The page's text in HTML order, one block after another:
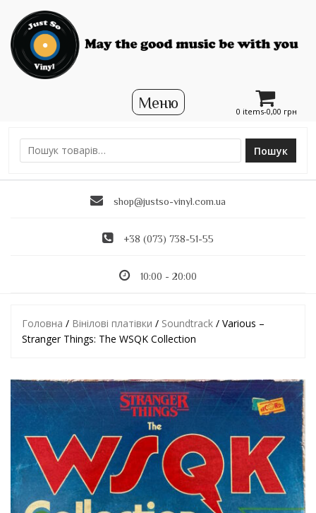
0 items-0,00 грн
Ш
Пошук
shop@justso-vinyl.com.ua
+38 (073) 738-51-55
10:00 - 20:00
Головна / Вінілові платівки / Soundtrack / Various –
Stranger Things: The WSQK Collection